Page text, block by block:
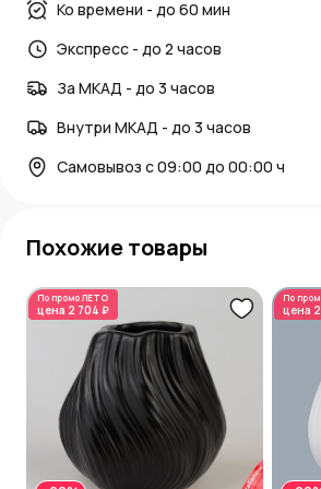
Ко времени - до 60 мин
Экспресс - до 2 часов
За МКАД - до 3 часов
Внутри МКАД - до 3 часов
Самовывоз с 09:00 до 00:00 ч
Похожие товары
По промоЛЕТО
цена 2 704 ₽
По
цена